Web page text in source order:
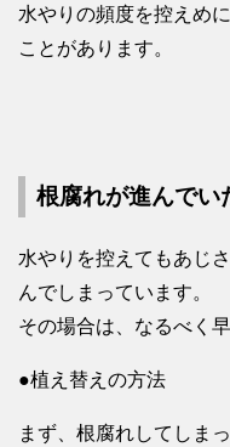
水やりの頻度を控えめ
ことがあります。
根腐れが進んでい
水やりを控えてもあじ
んでしまっています。
その場合は、なるべく
●植え替えの方法
まず、根腐れしてしま